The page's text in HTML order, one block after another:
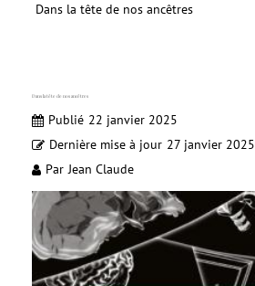
Dans la tête de nos ancêtres
Dans la tête de nos ancêtres
Publié 22 janvier 2025
Dernière mise à jour 27 janvier 2025
Par Jean Claude